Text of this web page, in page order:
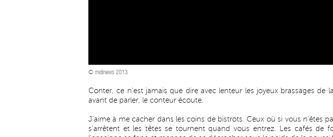
© midinews 2013
Conter, ce n'est jamais que dire avec lenteur les joyeux brassages de
avant de parler, le conteur écoute.
J'aime à me cacher dans les coins de bistrots. Ceux où si vous n'êtes
s'arrêtent et les têtes se tournent quand vous entrez. Les cafés de